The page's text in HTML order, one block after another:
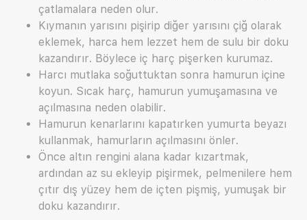
çatlamalara neden olur.
Kıymanın yarısını pişirip diğer yarısını çiğ olarak
eklemek, harca hem lezzet hem de sulu bir doku
kazandırır. Böylece iç harç pişerken kurumaz.
Harcı mutlaka soğuttuktan sonra hamurun içine
koyun. Sıcak harç, hamurun yumuşamasına ve
açılmasına neden olabilir.
Hamurun kenarlarını kapatırken yumurta beyazı
kullanmak, hamurların açılmasını önler.
Önce altın rengini alana kadar kızartmak,
ardından az su ekleyip pişirmek, pelmenilere hem
çıtır dış yüzey hem de içten pişmiş, yumuşak bir
doku kazandırır.